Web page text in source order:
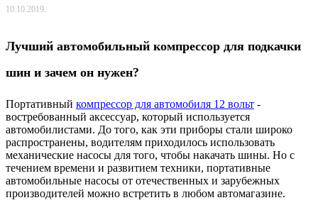
10.10.2019.
Лучший автомобильный компрессор для подкачки
шин и зачем он нужен?
Портативный компрессор для автомобиля 12 вольт -
востребованный аксессуар, который используется
автомобилистами. До того, как эти приборы стали широко
распространены, водителям приходилось использовать
механические насосы для того, чтобы накачать шины. Но с
течением времени и развитием техники, портативные
автомобильные насосы от отечественных и зарубежных
производителей можно встретить в любом автомагазине.